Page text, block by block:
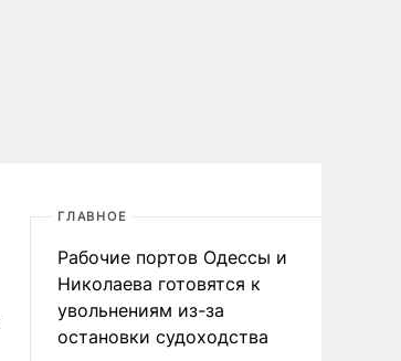
ГЛАВНОЕ
Рабочие портов Одессы и
Николаева готовятся к
увольнениям из-за
остановки судоходства